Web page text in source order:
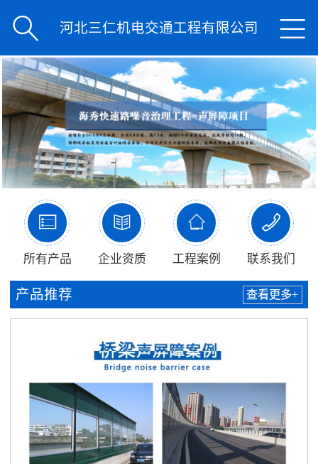

 河北三仁机电交通工程有限公司

所有产品

企业资质

工程案例

联系我们
产品推荐 查看更多+